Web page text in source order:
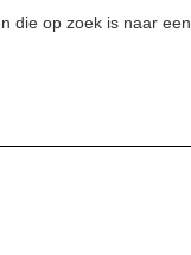
op zoek is naar